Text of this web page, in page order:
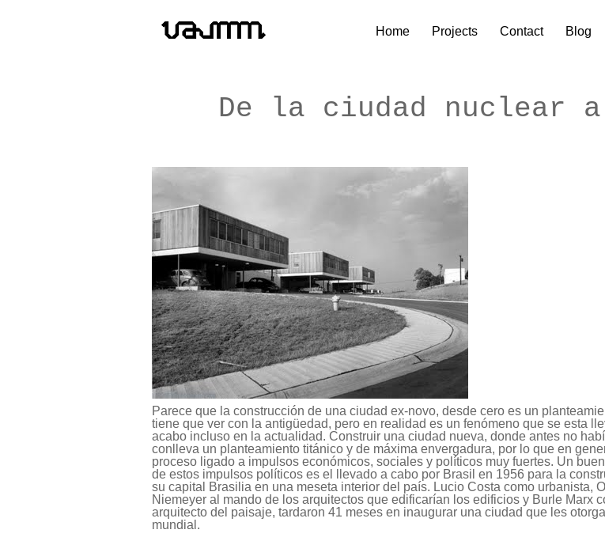
Home Projects Contact Blog
De la ciudad nuclear
Parece que la construcción de una ciudad ex-novo, desde cero es un
tiene que ver con la antigüedad, pero en realidad es un fenómeno que se esta
acabo incluso en la actualidad. Construir una ciudad nueva, donde antes no
conlleva un planteamiento titánico y de máxima envergadura, por lo que en
proceso ligado a impulsos económicos, sociales y políticos muy fuertes. Un
de estos impulsos políticos es el llevado a cabo por Brasil en 1956 para la
su capital Brasilia en una meseta interior del país. Lucio Costa como urbanista,
Niemeyer al mando de los arquitectos que edificarían los edificios y Burle Marx
arquitecto del paisaje, tardaron 41 meses en inaugurar una ciudad que les
mundial.